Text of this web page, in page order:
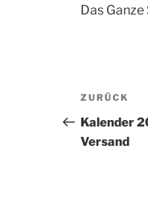
Das Ganze
Vorheriger
Beitrag
ZURÜCK
Kalender
Versand